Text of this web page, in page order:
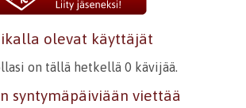
olevat käyttäjät
on tällä hetkellä 0 kävijää.
syntymäpäiviään viettää